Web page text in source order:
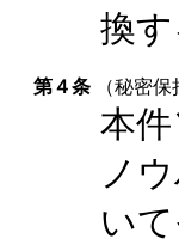
換
第４条 （秘密保
本
ノ
い